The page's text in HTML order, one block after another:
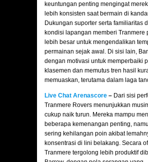
keuntungan penting mengingat
lebih konsisten saat bermain di
Dukungan suporter serta familiaritas
kondisi lapangan memberi Tranmere
lebih besar untuk mengendalikan
permainan sejak awal. Di sisi lain,
dengan motivasi untuk memperbaiki
klasemen dan memutus tren hasil
memuaskan, terutama dalam laga
Live Chat Arenascore – Dari sisi
Tranmere Rovers menunjukkan
cukup naik turun. Mereka mampu
beberapa kemenangan penting,
sering kehilangan poin akibat
konsentrasi di lini belakang. Secara
Tranmere tergolong lebih produktif